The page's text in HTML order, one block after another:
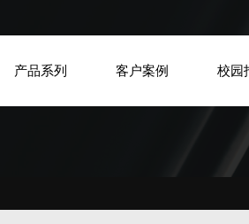
产品系列 客户案例 校园